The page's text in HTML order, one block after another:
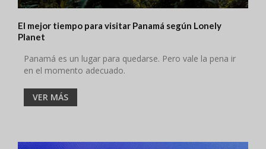
El mejor tiempo para visitar Panamá según Lonely
Planet
Panamá es un lugar para quedarse. Pero vale la pena ir
en el momento adecuado.
VER MÁS